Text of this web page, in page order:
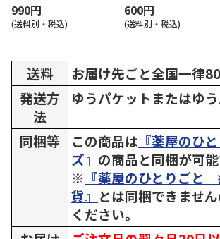
990円
(送料別・税込)
600円
(送料別・税込)
送料
お届け先ごと全国一律
発送方
法
ゆうパケットまたはゆ
同梱等 この商品は 『薬屋のひ
ズ』 の商品と同梱が可能
※ 『薬屋のひとりごと
貨』 とは同梱できませ
ください。